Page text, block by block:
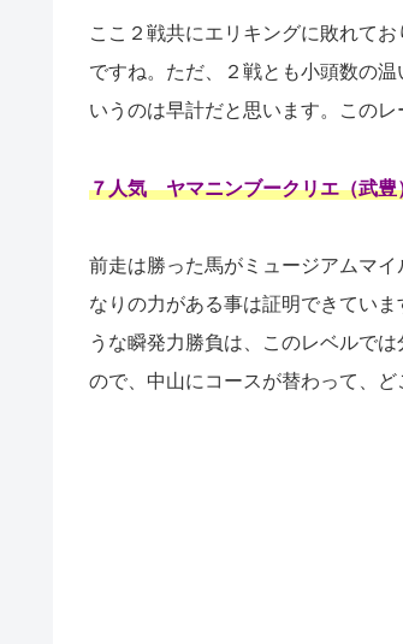
ここ２戦共にエリキングに敗れて
ですね。ただ、２戦とも小頭数の
いうのは早計だと思います。この
７人気 ヤマニンブークリエ（武
前走は勝った馬がミュージアムマ
なりの力がある事は証明できてい
うな瞬発力勝負は、このレベルで
ので、中山にコースが替わって、ど